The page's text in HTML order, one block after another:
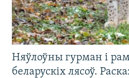
Няўлоўны гурман і
беларускіх лясоў.